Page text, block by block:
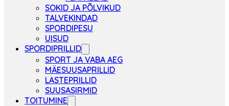
SOKID JA PÕLVIKUD
TALVEKINDAD
SPORDIPESU
UISUD
SPORDIPRILLID
SPORT JA VABA AEG
MÄESUUSAPRILLID
LASTEPRILLID
SUUSASIRMID
TOITUMINE